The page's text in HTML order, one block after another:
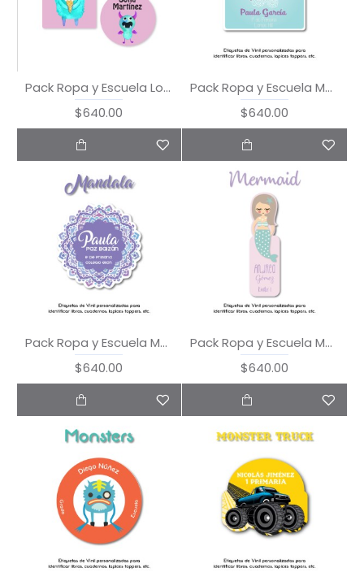
Pack Ropa y Escuela Lovely Monster
$640.00
Pack Ropa y Escuela Magic Unicorn
$640.00
Pack Ropa y Escuela Mandala
$640.00
Pack Ropa y Escuela Mermaid
$640.00